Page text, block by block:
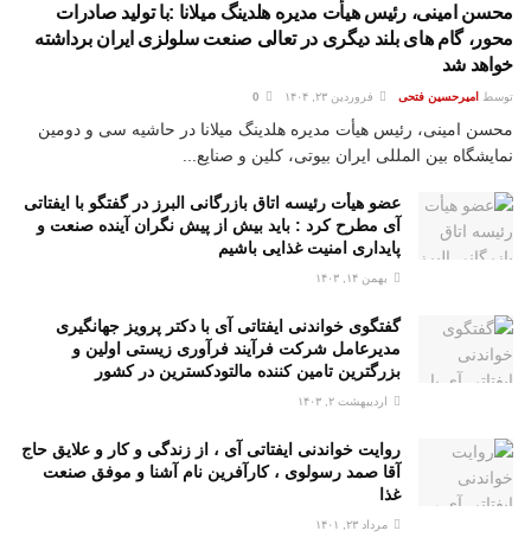
محسن امینی، رئیس هیأت مدیره هلدینگ میلانا :با تولید صادرات
محور، گام های بلند دیگری در تعالی صنعت سلولزی ایران برداشته
خواهد شد
توسط امیرحسین فتحی فروردین ۲۳, ۱۴۰۴
محسن امینی، رئیس هیأت مدیره هلدینگ میلانا در حاشیه سی و دومین
نمایشگاه بین المللی ایران بیوتی، کلین و صنایع...
عضو هیأت رئیسه اتاق بازرگانی البرز در گفتگو با ایفتاتی
آی مطرح کرد : باید بیش از پیش نگران آینده صنعت و
پایداری امنیت غذایی باشیم
بهمن ۱۴, ۱۴۰۳
گفتگوی خواندنی ایفتاتی آی با دکتر پرویز جهانگیری
مدیرعامل شرکت فرآیند فرآوری زیستی اولین و
بزرگترین تامین کننده مالتودکسترین در کشور
اردیبهشت ۲, ۱۴۰۳
روایت خواندنی ایفتاتی آی ، از زندگی و کار و علایق حاج
آقا صمد رسولوی ، کارآفرین نام آشنا و موفق صنعت
غذا
مرداد ۲۳, ۱۴۰۱